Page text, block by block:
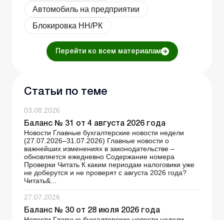
Автомобиль на предприятии
Блокировка НН/РК
Перейти ко всем материалам
Статьи по теме
03.08.2026
Баланс № 31 от 4 августа 2026 года
Новости Главные бухгалтерские новости недели
(27.07.2026–31.07.2026) Главные новости о
важнейших изменениях в законодательстве –
обновляется ежедневно Содержание номера
Проверки Читать К каким периодам налоговики уже
не доберутся и не проверят с августа 2026 года?
Читать&...
27.07.2026
Баланс № 30 от 28 июля 2026 года